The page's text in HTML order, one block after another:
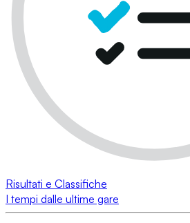
Risultati e Classifiche
I tempi dalle ultime gare